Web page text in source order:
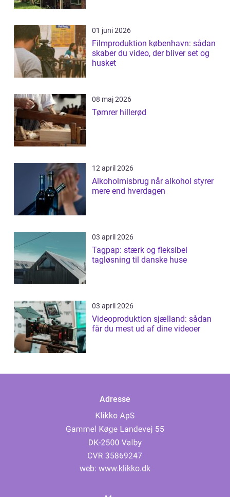
01 juni 2026
Filmproduktion københavn: sådan
skaber du video, der bliver set og
husket
08 maj 2026
Tømrer hillerød
12 april 2026
Alkoholmisbrug når alkohol styrer
mere end hverdagen
03 april 2026
Tagpap: stærk og fleksibel
tagløsning til danske huse
03 april 2026
Videoproduktion sjælland: sådan
får du mest ud af dine videoer
Adresse
web: www.klikko.dk